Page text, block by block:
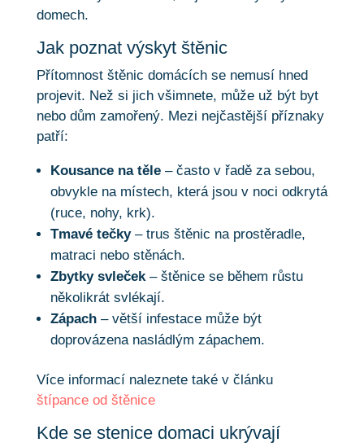
domech.
Jak poznat výskyt štěnic
Přítomnost štěnic domácích se nemusí hned
projevit. Než si jich všimnete, může už být byt
nebo dům zamořený. Mezi nejčastější příznaky
patří:
Kousance na těle– často v řadě za sebou,
obvykle na místech, která jsou v noci odkrytá
(ruce, nohy, krk).
Tmavé tečky– trus štěnic na prostěradle,
matraci nebo stěnách.
Zbytky svleček– štěnice se během růstu
několikrát svlékají.
Zápach– větší infestace může být
doprovázena nasládlým zápachem.
Více informací naleznete také v článku
štípance od štěnice
Kde se stenice domaci ukrývají